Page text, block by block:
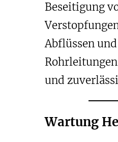
Beseitigung
Abflüssen und
und
Wartung